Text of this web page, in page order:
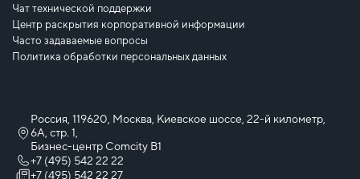
Чат технической поддержки
Центр раскрытия корпоративной информации
Часто задаваемые вопросы
Политика обработки персональных данных
Россия, 119620, Москва, Киевское шоссе, 22-й километр,
6А, стр. 1,
Бизнес-центр Comcity B1
+7 (495) 542 22 22
+7 (495) 542 22 27